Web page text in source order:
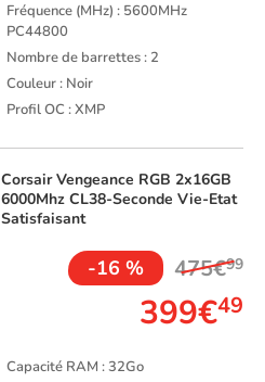
Fréquence (MHz) : 5600MHz
PC44800
Nombre de barrettes : 2
Couleur : Noir
Profil OC : XMP
CorsairVengeance RGB 2x16GB
6000Mhz CL38-Seconde Vie-Etat
Satisfaisant
-16 % 475€99
399€49
Capacité RAM : 32Go